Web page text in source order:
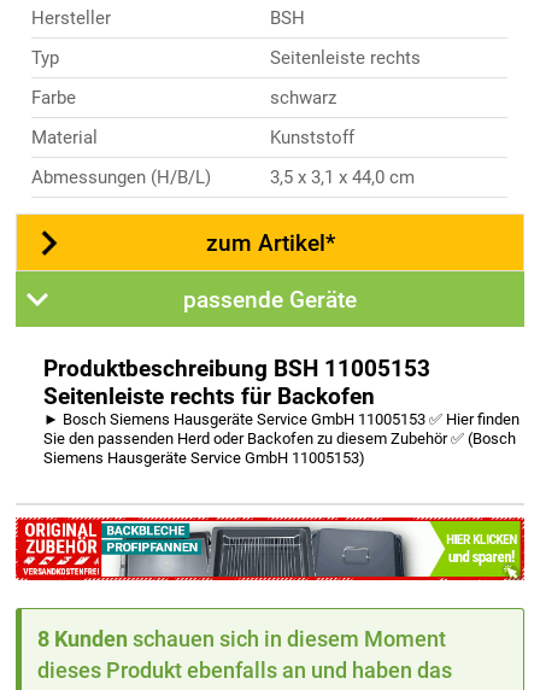
Hersteller
BSH
Typ
Seitenleiste rechts
Farbe
schwarz
Material
Kunststoff
Abmessungen (H/B/L)
3,5 x 3,1 x 44,0 cm
zum Artikel*
passende Geräte
Produktbeschreibung BSH 11005153
Seitenleiste rechts für Backofen
► Bosch Siemens Hausgeräte Service GmbH 11005153 ✅ Hier finden
Sie den passenden Herd oder Backofen zu diesem Zubehör ✅ (Bosch
Siemens Hausgeräte Service GmbH 11005153)
8 Kunden schauen sich in diesem Moment
dieses Produkt ebenfalls an und haben das